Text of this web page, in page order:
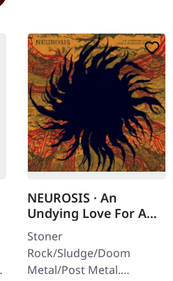
NEUROSIS · An
Undying Love For A
Burning World | CD
Stoner
Rock/Sludge/Doom
Metal/Post Metal.